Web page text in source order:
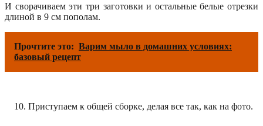
И сворачиваем эти три заготовки и остальные белые отрезки
длиной в 9 см пополам.
Прочтите это: Варим мыло в домашних условиях:
базовый рецепт
Приступаем к общей сборке, делая все так, как на фото.